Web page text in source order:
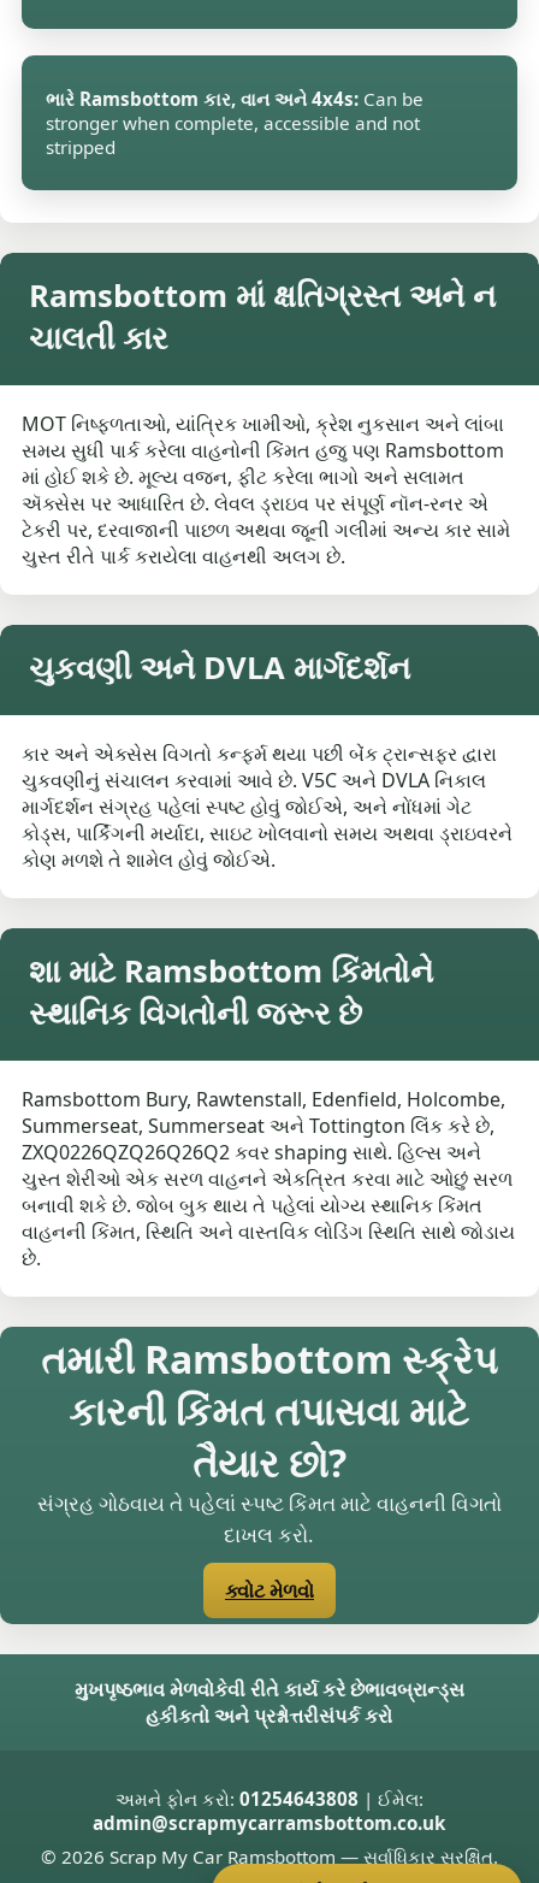
ભારે Ramsbottom કાર, વાન અને 4x4s: Can be
stronger when complete, accessible and not
stripped
Ramsbottom માં ક્ષતિગ્રસ્ત અને ન
ચાલતી કાર
MOT નિષ્ફળતાઓ, યાંત્રિક ખામીઓ, ક્રેશ નુકસાન અને લાંબા
સમય સુધી પાર્ક કરેલા વાહનોની કિંમત હજુ પણ Ramsbottom
માં હોઈ શકે છે. મૂલ્ય વજન, ફીટ કરેલા ભાગો અને સલામત
ઍક્સેસ પર આધારિત છે. લેવલ ડ્રાઇવ પર સંપૂર્ણ નૉન-રનર એ
ટેકરી પર, દરવાજાની પાછળ અથવા જૂની ગલીમાં અન્ય કાર સામે
ચુસ્ત રીતે પાર્ક કરાયેલા વાહનથી અલગ છે.
ચુકવણી અને DVLA માર્ગદર્શન
કાર અને એક્સેસ વિગતો કન્ફર્મ થયા પછી બેંક ટ્રાન્સફર દ્વારા
ચુકવણીનું સંચાલન કરવામાં આવે છે. V5C અને DVLA નિકાલ
માર્ગદર્શન સંગ્રહ પહેલાં સ્પષ્ટ હોવું જોઈએ, અને નોંધમાં ગેટ
કોડ્સ, પાર્કિંગની મર્યાદા, સાઇટ ખોલવાનો સમય અથવા ડ્રાઇવરને
કોણ મળશે તે શામેલ હોવું જોઈએ.
શા માટે Ramsbottom કિંમતોને
સ્થાનિક વિગતોની જરૂર છે
Ramsbottom Bury, Rawtenstall, Edenfield, Holcombe,
Summerseat, Summerseat અને Tottington લિંક કરે છે,
ZXQ0226QZQ26Q26Q2 કવર shaping સાથે. હિલ્સ અને
ચુસ્ત શેરીઓ એક સરળ વાહનને એકત્રિત કરવા માટે ઓછું સરળ
બનાવી શકે છે. જોબ બુક થાય તે પહેલાં યોગ્ય સ્થાનિક કિંમત
વાહનની કિંમત, સ્થિતિ અને વાસ્તવિક લોડિંગ સ્થિતિ સાથે જોડાય
છે.
તમારી Ramsbottom સ્ક્રેપ
કારની કિંમત તપાસવા માટે
તૈયાર છો?
સંગ્રહ ગોઠવાય તે પહેલાં સ્પષ્ટ કિંમત માટે વાહનની વિગતો
દાખલ કરો.
ક્વોટ મેળવો
મુખપૃષ્ઠભાવ મેળવોકેવી રીતે કાર્ય કરે છેભાવબ્રાન્ડ્સ
હકીકતો અને પ્રશ્નોત્તરીસંપર્ક કરો
અમને ફોન કરો: 01254643808 | ઈમેલ:
admin@scrapmycarramsbottom.co.uk
© 2026 Scrap My Car Ramsbottom — સર્વાધિકાર સુરક્ષિત.